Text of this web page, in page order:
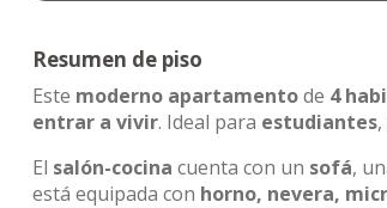
Resumen de piso
Este moderno apartamentode 4
entrar a vivir. Ideal para estudiantes
El salón-cocina cuenta con un sofá,
está equipada con horno, nevera,